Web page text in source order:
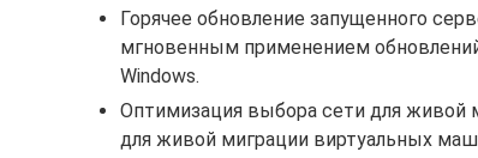
Горячее обновление запущенного
мгновенным применением
Windows.
Оптимизация выбора сети для живой
для живой миграции виртуальных